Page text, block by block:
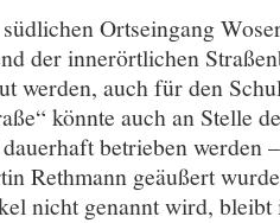
Ortseingang
der innerörtlichen
werden, auch für den
könnte auch an Stelle
betrieben werden
Rethmann geäußert
nicht genannt wird,